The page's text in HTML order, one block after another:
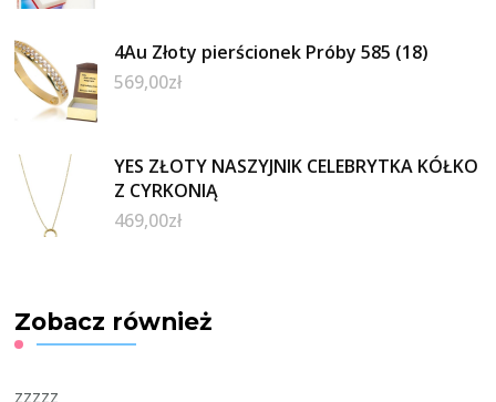
4Au Złoty pierścionek Próby 585 (18)
569,00zł
YES ZŁOTY NASZYJNIK CELEBRYTKA KÓŁKO
Z CYRKONIĄ
469,00zł
Zobacz również
zzzzz